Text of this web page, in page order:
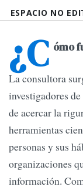
ESPACIO NO
¿C ómo
La consultora
investigadores
de acercar la
herramientas
personas y sus
organizaciones
información.